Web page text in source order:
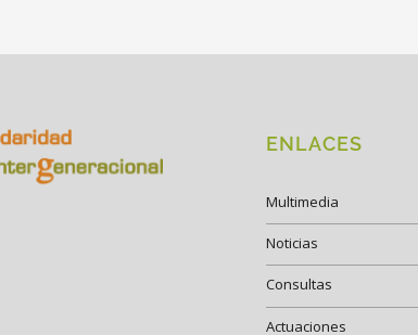
ENLACES
Multimedia
Noticias
Consultas
Actuaciones